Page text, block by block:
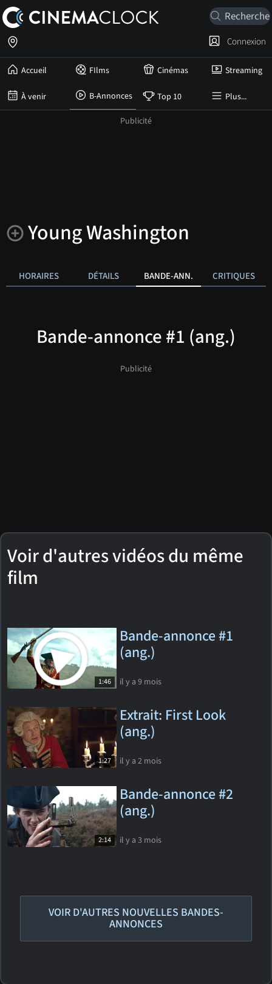
Accueil FIlms Cinémas Streaming
À venir B-Annonces Top 10 Plus...
Connexion
Young Washington
HORAIRES DÉTAILS BANDE-ANN. CRITIQUES
Bande-annonce #1 (ang.)
Voir d'autres vidéos du même
film
1:46
Bande-annonce #1
(ang.)
il y a 9 mois
1:27
Extrait: First Look
(ang.)
il y a 2 mois
2:14
Bande-annonce #2
(ang.)
il y a 3 mois
VOIR D'AUTRES NOUVELLES BANDES-
ANNONCES